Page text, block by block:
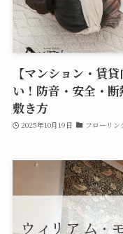
【マンション・賃
い！防音・安全・
敷き方
2025年10月19日 フローリン